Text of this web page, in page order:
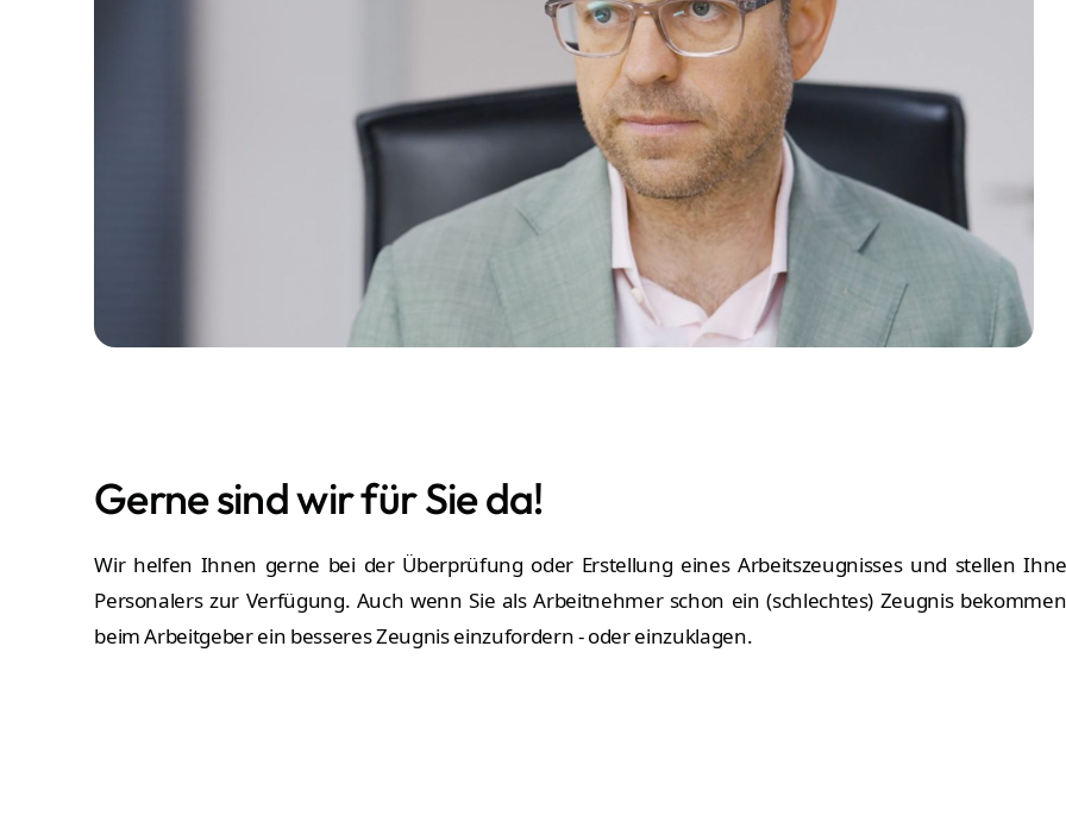
Gerne sind wir für Sie da!
Wir helfen Ihnen gerne bei der Überprüfung oder Erstellung eines Arbeitszeugnisses und stellen
Personalers zur Verfügung. Auch wenn Sie als Arbeitnehmer schon ein (schlechtes) Zeugnis
beim Arbeitgeber ein besseres Zeugnis einzufordern - oder einzuklagen.